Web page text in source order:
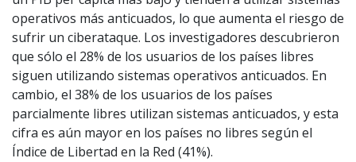
operativos más anticuados, lo que aumenta el riesgo de
sufrir un ciberataque. Los investigadores descubrieron
que sólo el 28% de los usuarios de los países libres
siguen utilizando sistemas operativos anticuados. En
cambio, el 38% de los usuarios de los países
parcialmente libres utilizan sistemas anticuados, y esta
cifra es aún mayor en los países no libres según el
Índice de Libertad en la Red (41%).